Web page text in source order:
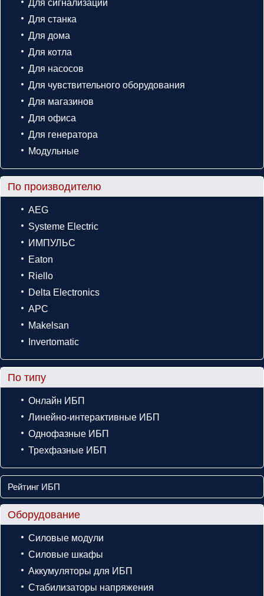
Для сигнализации
Для станка
Для дома
Для котла
Для насосов
Для чувствительного оборудования
Для магазинов
Для офиса
Для генератора
Модульные
По производителю
AEG
Systeme Electric
ИМПУЛЬС
Eaton
Riello
Delta Electronics
APC
Makelsan
Invertomatic
По типу
Онлайн ИБП
Линейно-интерактивные ИБП
Однофазные ИБП
Трехфазные ИБП
Рейтинг ИБП
Оборудование
Силовые модули
Силовые шкафы
Аккумуляторы для ИБП
Стабилизаторы напряжения